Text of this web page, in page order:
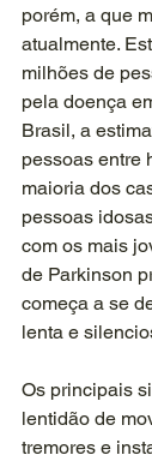
porém, a que
atualmente.
milhões de
pela doença
Brasil, a
pessoas entre
maioria dos
pessoas
com os mais
de Parkinson
começa a se
lenta e
Os principais
lentidão de
tremores e